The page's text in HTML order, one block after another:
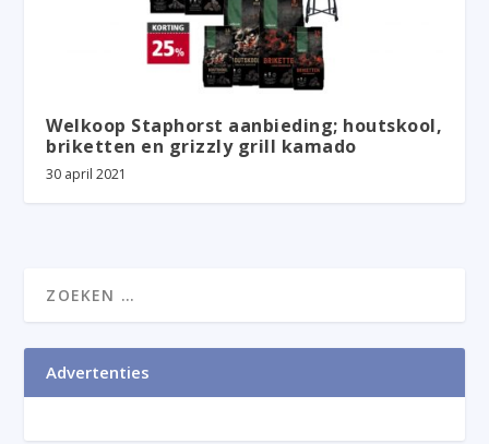
Welkoop Staphorst aanbieding; houtskool,
briketten en grizzly grill kamado
30 april 2021
Advertenties